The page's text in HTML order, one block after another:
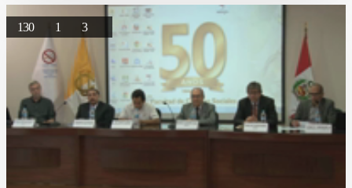
130 1 3